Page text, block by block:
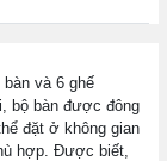
và 6 ghế
bộ bàn được đông
đặt ở không gian
hợp. Được biết,